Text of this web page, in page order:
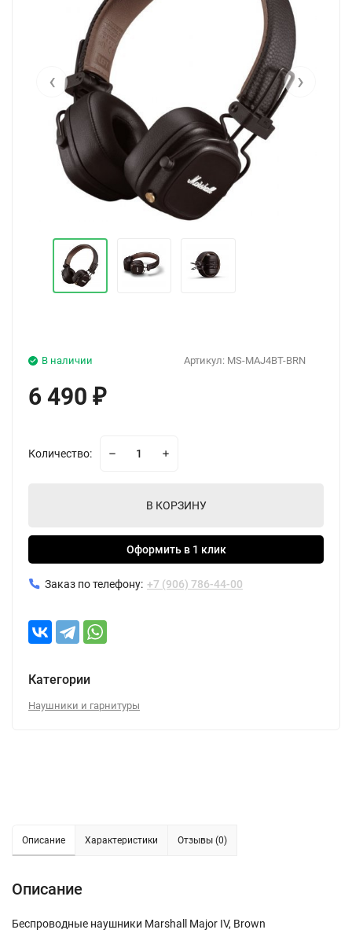
‹ ›
Артикул: MS-MAJ4BT-BRN
В наличии
6 490 ₽
Количество:
В КОРЗИНУ
Оформить в 1 клик
Заказ по телефону: +7 (906) 786-44-00
Категории
Наушники и гарнитуры
Описание Характеристики Отзывы (0)
Описание
Беспроводные наушники Marshall Major IV, Brown